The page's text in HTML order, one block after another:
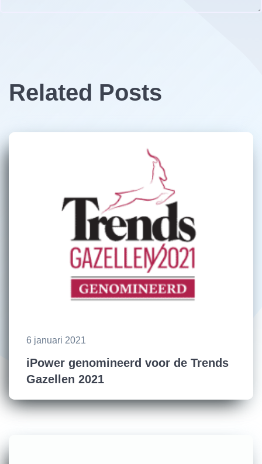
Related Posts
6 januari 2021
iPower genomineerd voor de Trends
Gazellen 2021